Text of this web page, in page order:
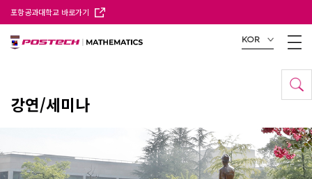
포항공과대학교 바로가기
KOR
강연/세미나